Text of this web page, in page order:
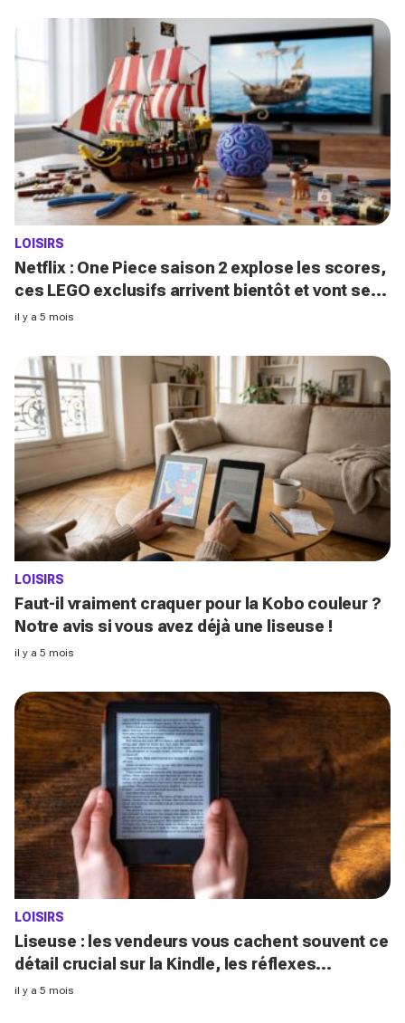
LOISIRS
Netflix : One Piece saison 2 explose les scores,
ces LEGO exclusifs arrivent bientôt et vont se
vendre en quelques minutes
il y a 5 mois
LOISIRS
Faut-il vraiment craquer pour la Kobo couleur ?
Notre avis si vous avez déjà une liseuse !
il y a 5 mois
LOISIRS
Liseuse : les vendeurs vous cachent souvent ce
détail crucial sur la Kindle, les réflexes
indispensables avant de l'acheter
il y a 5 mois